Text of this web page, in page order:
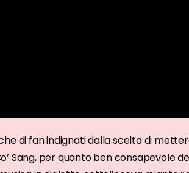
di fan indignati dalla scelta di
Sang, per quanto ben consapevole